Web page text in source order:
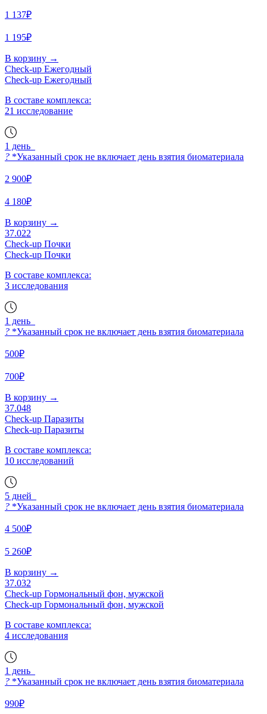
1 137₽
1 195₽
В корзину →
Check-up Ежегодный
Check-up Ежегодный
В составе комплекса:
21 исследование
1 день
? *Указанный срок не включает день взятия биоматериала
2 900₽
4 180₽
В корзину →
37.022
Check-up Почки
Check-up Почки
В составе комплекса:
3 исследования
1 день
? *Указанный срок не включает день взятия биоматериала
500₽
700₽
В корзину →
37.048
Check-up Паразиты
Check-up Паразиты
В составе комплекса:
10 исследований
5 дней
? *Указанный срок не включает день взятия биоматериала
4 500₽
5 260₽
В корзину →
37.032
Check-up Гормональный фон, мужской
Check-up Гормональный фон, мужской
В составе комплекса:
4 исследования
1 день
? *Указанный срок не включает день взятия биоматериала
990₽